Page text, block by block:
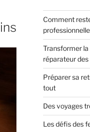
Comment
Transformer la
réparateur
Préparer sa
tout
Des voyages
Les défis des